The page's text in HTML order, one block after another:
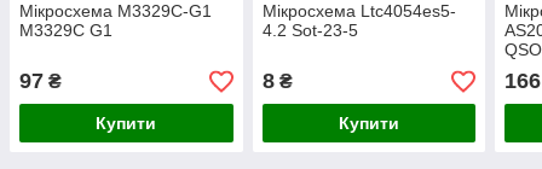
Мікросхема M3329C-G1
M3329C G1
97 ₴
Купити
Мікросхема Ltc4054es5-
4.2 Sot-23-5
8₴
Купити
166